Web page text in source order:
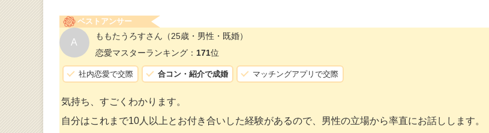
ベストアンサー
A
ももたうろすさん （25歳・男性・既婚）
恋愛マスターランキング： 171位
社内恋愛で交際 合コン・紹介で成婚 マッチングアプリで交際
気持ち、すごくわかります。
自分はこれまで10人以上とお付き合いした経験があるので、男性の立場から率直にお話しします。